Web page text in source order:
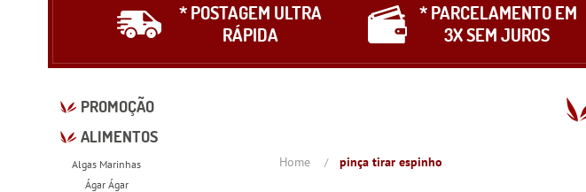
* POSTAGEM ULTRA
RÁPIDA
* PARCELAMENTO EM
3X SEM JUROS
PROMOÇÃO
ALIMENTOS
Algas Marinhas
Ágar Ágar
Home pinça tirar espinho